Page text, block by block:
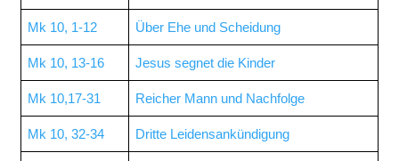
Mk 10, 1-12 Über Ehe und Scheidung
Mk 10, 13-16 Jesus segnet die Kinder
Mk 10,17-31 Reicher Mann und Nachfolge
Mk 10, 32-34 Dritte Leidensankündigung